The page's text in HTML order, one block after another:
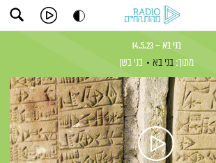
בני בא – 14.5.23
מתוך: בני בא בני בשן